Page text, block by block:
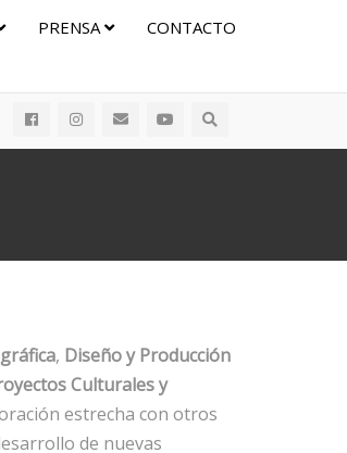
PRENSA CONTACTO
, Diseño y Producción
Culturales y
estrecha con otros
de nuevas